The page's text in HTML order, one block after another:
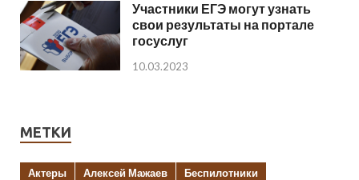
Участники ЕГЭ могут узнать
свои результаты на портале
госуслуг
10.03.2023
МЕТКИ
Актеры Алексей Мажаев
Беспилотники